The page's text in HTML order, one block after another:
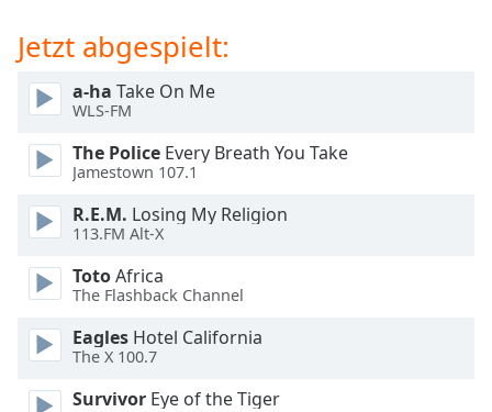
dialog
Escape
cancel
and
window.
Text
Jetzt abgespielt:
a-ha Take On Me
WLS-FM
The Police Every Breath You Take
Jamestown 107.1
R.E.M. Losing My Religion
113.FM Alt-X
TotoAfrica
The Flashback Channel
Eagles Hotel California
The X 100.7
Survivor Eye of the Tiger